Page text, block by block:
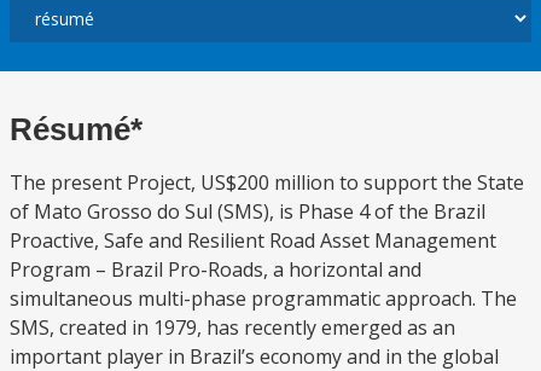
Résumé*
The present Project, US$200 million to support the State
of Mato Grosso do Sul (SMS), is Phase 4 of the Brazil
Proactive, Safe and Resilient Road Asset Management
Program – Brazil Pro-Roads, a horizontal and
simultaneous multi-phase programmatic approach. The
SMS, created in 1979, has recently emerged as an
important player in Brazil’s economy and in the global